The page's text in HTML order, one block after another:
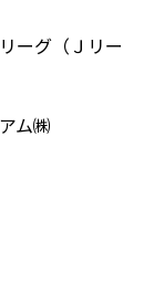
ーグ（Ｊリー
ム㈱